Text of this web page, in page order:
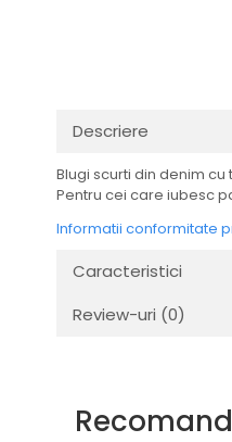
Descriere
Blugi scurti din denim
Pentru cei care iubesc
Informatii conformitate
Caracteristici
Review-uri (0)